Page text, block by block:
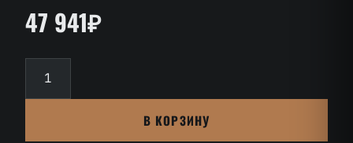
47 941₽
товара
В КОРЗИНУ